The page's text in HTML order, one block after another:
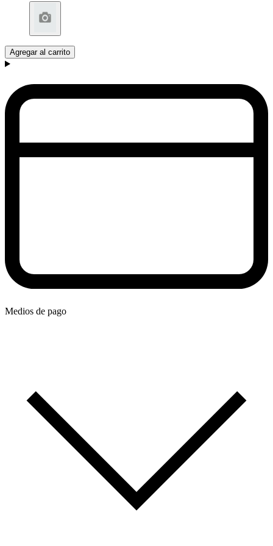
Agregar al carrito
Medios de pago